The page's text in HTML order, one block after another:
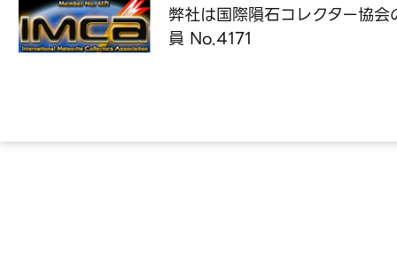
弊社は国際隕石コレクター協会
員 No.4171